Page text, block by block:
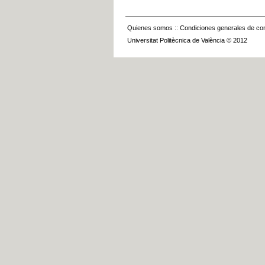
Quienes somos :: Condiciones generales de
Universitat Politècnica de València © 2012